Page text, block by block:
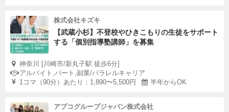
株式会社キズキ
【武蔵小杉】不登校やひきこもりの生徒をサポート
する「個別指導塾講師」を募集
神奈川 [川崎市/新丸子駅 徒歩6分]
アルバイト,パート,副業/パラレルキャリア
1コマ（90分）あたり：1,890〜5,500円
半年からOK
アプコグループジャパン株式会社